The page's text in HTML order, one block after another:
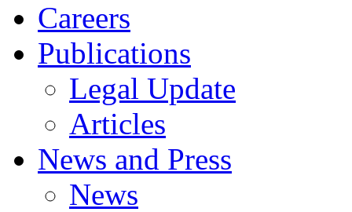
Careers
Publications
Legal Update
Articles
News and Press
News